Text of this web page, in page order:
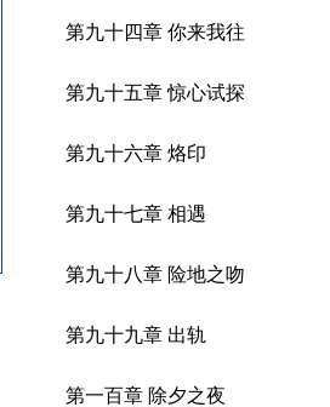
第九十四章 你来我往
第九十五章 惊心试探
第九十六章 烙印
第九十七章 相遇
第九十八章 险地之吻
第九十九章 出轨
第一百章 除夕之夜